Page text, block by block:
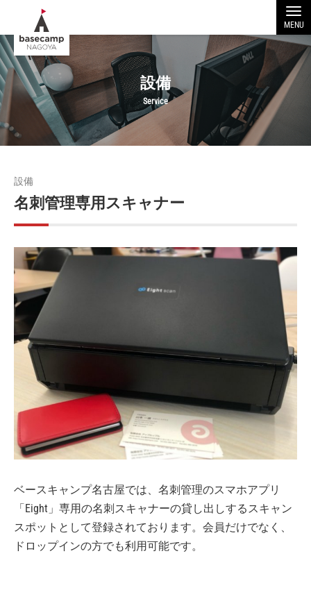
MENU
設備
Service
設備
名刺管理専用スキャナー
ベースキャンプ名古屋では、名刺管理のスマホアプリ
「Eight」専用の名刺スキャナーの貸し出しするスキャン
スポットとして登録されております。会員だけでなく、
ドロップインの方でも利用可能です。